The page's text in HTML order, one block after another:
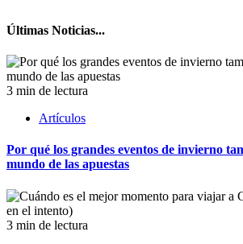
Últimas Noticias...
3 min de lectura
Artículos
Por qué los grandes eventos de invierno
mundo de las apuestas
3 min de lectura